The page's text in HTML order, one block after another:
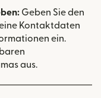
Geben Sie den
Kontaktdaten
ein.
aus.